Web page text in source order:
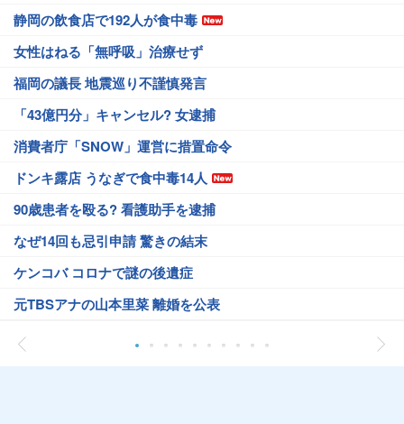
静岡の飲食店で192人が食中毒
女性はねる「無呼吸」治療せず
福岡の議長 地震巡り不謹慎発言
「43億円分」キャンセル? 女逮捕
消費者庁「SNOW」運営に措置命令
ドンキ露店 うなぎで食中毒14人
90歳患者を殴る? 看護助手を逮捕
なぜ14回も忌引申請 驚きの結末
ケンコバ コロナで謎の後遺症
元TBSアナの山本里菜 離婚を公表